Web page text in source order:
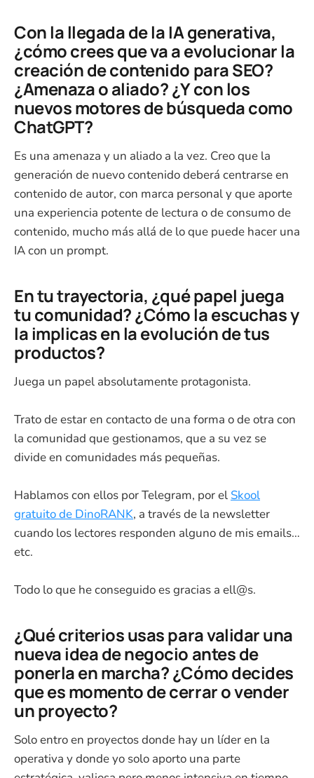
Con la llegada de la IA generativa,
¿cómo crees que va a evolucionar la
creación de contenido para SEO?
¿Amenaza o aliado? ¿Y con los
nuevos motores de búsqueda como
ChatGPT?
Es una amenaza y un aliado a la vez. Creo que la
generación de nuevo contenido deberá centrarse en
contenido de autor, con marca personal y que aporte
una experiencia potente de lectura o de consumo de
contenido, mucho más allá de lo que puede hacer una
IA con un prompt.
En tu trayectoria, ¿qué papel juega
tu comunidad? ¿Cómo la escuchas y
la implicas en la evolución de tus
productos?
Juega un papel absolutamente protagonista.
Trato de estar en contacto de una forma o de otra con
la comunidad que gestionamos, que a su vez se
divide en comunidades más pequeñas.
Hablamos con ellos por Telegram, por el Skool
gratuito de DinoRANK, a través de la newsletter
cuando los lectores responden alguno de mis emails…
etc.
Todo lo que he conseguido es gracias a ell@s.
¿Qué criterios usas para validar una
nueva idea de negocio antes de
ponerla en marcha? ¿Cómo decides
que es momento de cerrar o vender
un proyecto?
Solo entro en proyectos donde hay un líder en la
operativa y donde yo solo aporto una parte